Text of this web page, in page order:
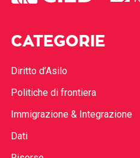
CATEGORIE
Diritto d’Asilo
Politiche di frontiera
Immigrazione & Integrazione
Dati